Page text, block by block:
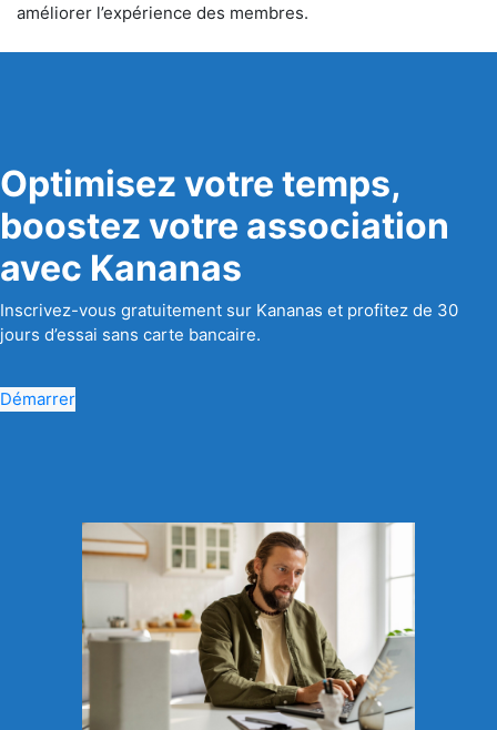
améliorer l’expérience des membres.
Optimisez votre temps,
boostez votre association
avec Kananas
Inscrivez-vous gratuitement sur Kananas et profitez de 30
jours d’essai sans carte bancaire.
Démarrer